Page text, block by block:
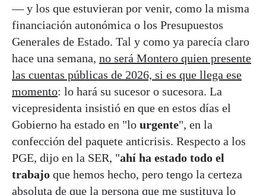
— y los que estuvieran por venir, como la misma
financiación autonómica o los Presupuestos
Generales de Estado. Tal y como ya parecía claro
hace una semana, no será Montero quien presente
las cuentas públicas de 2026, si es que llega ese
momento: lo hará su sucesor o sucesora. La
vicepresidenta insistió en que en estos días el
Gobierno ha estado en "lo urgente", en la
confección del paquete anticrisis. Respecto a los
PGE, dijo en la SER, "ahí ha estado todo el
trabajo que hemos hecho, pero tengo la certeza
absoluta de que la persona que me sustituya lo